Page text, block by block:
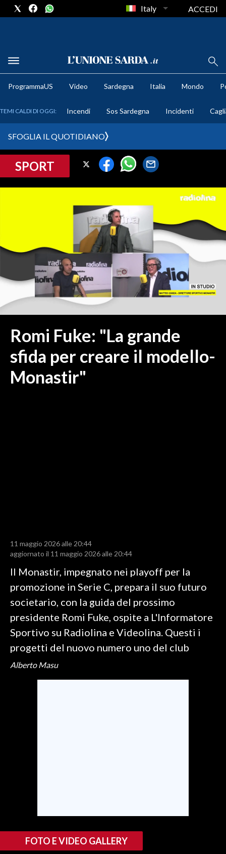
METEO
CRONACA SARDEGNA
ORISTANO E PROVINCIA
SASSARI E PROVINCIA
GALLURA
NUORO E PROVINCIA
ITALIA
MONDO
RISULTATI E CLASSIFICHE
CALCIO REGIONALE
BASKET
VOLLEY
MOTORI
TENNIS
ALTRI SPORT
Italy ACCEDI
ProgrammaUS Video Sardegna Italia Mondo
TEMI CALDI DI OGGI: Incendi Sos Sardegna Incidenti
SFOGLIA IL QUOTIDIANO
SPORT
Romi Fuke: "La grande
sfida per creare il modello-
Monastir"
11 maggio 2026 alle 20:44
aggiornato il 11 maggio 2026 alle 20:44
Il Monastir, impegnato nei playoff per la
promozione in Serie C, prepara il suo futuro
societario, con la guida del prossimo
presidente Romi Fuke, ospite a L'Informatore
Sportivo su Radiolina e Videolina. Questi i
progetti del nuovo numero uno del club
Alberto Masu
FOTO E VIDEO GALLERY